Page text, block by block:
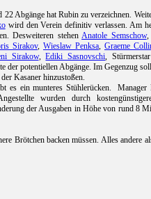
Abgänge hat Rubin zu verzeichnen.
wird den Verein definitiv verlassen. Am
Desweiteren stehenAnatole Semschow
Sirakov, Wieslaw Penksa, Graeme
Sirakow,Ediki Sasnovschi,
der potentiellen Abgänge. Im Gegenzug
Kasaner hinzustoßen.
es ein munteres Stühlerücken.
wurden durch
der Ausgaben in Höhe von rund 8
Brötchen backen müssen. Alles andere